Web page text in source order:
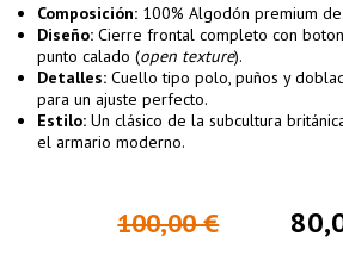
Composición: 100% Algodón premium
Diseño: Cierre frontal completo con
punto calado (open texture).
Detalles: Cuello tipo polo, puños y
para un ajuste perfecto.
Estilo: Un clásico de la subcultura
el armario moderno.
100,00 €